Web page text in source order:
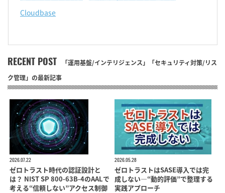
Cloudbase
RECENT POST
「運用基盤/インテリジェンス」「セキュリティ対策/リス
ク管理」の最新記事
2026.07.22
ゼロトラスト時代の認証設計と
は？ NIST SP 800-63B-4のAALで
考える“信頼しない”アクセス制御
2026.05.28
ゼロトラストはSASE導入では完
成しない―“動的評価”で整理する
実践アプローチ